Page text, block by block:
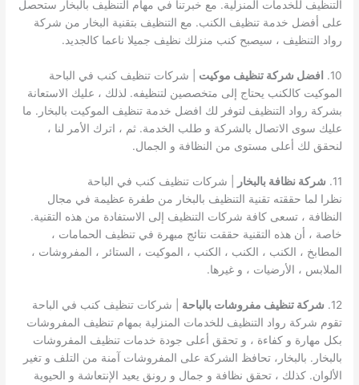
التنظيف للخدمات المنزلية. مع خبرتنا في مهام التنظيف بالبخار ستحصل
على أفضل خدمة تنظيف الكنب. مع التنظيف بتقنية البخار من شركة
رواد التنظيف ، سيصبح كنب منزلك نظيف جميلا ناعما كالجديد.
10. افضل شركة تنظيف موكيت | شركات تنظيف كنب في الباحة
الموكيت كالكنب يحتاج إلى متخصصين لتنظيفه. لذلك ، عليك الاستعانة
بشركة رواد التنظيف لتوفر لك افضل خدمة تنظيف الموكيت بالبخار. ما
عليك سوى الاتصال بالشركة و طلب الخدمة. ثم ، اترك الأمر لنا ،
لنحقق لك أعلى مستوى من النظافة و الجمال.
11. شركة نظافة بالبخار
| شركات تنظيف كنب في الباحة
نظرا لما حققته تقنية التنظيف بالبخار من طفرة عظيمة في مجال
النظافة ، تسعى كافة شركات التنظيف إلى الاستفادة من هذه التقنية.
خاصة ، أن هذه التقنية حققت نتائج مبهرة في تنظيف الحمامات ،
المطابخ ، الكنب ، الكنب ، الكنب ، الموكيت ، الستائر ، المفروشات ،
الملابس ، الأرضيات ، و غيرها.
12. شركة تنظيف مفروشات بالباحة | شركات تنظيف كنب في الباحة
تقوم شركة رواد التنظيف للخدمات المنزلية بمهام تنظيف المفروشات
بكل مهارة و كفاءة ، و تحقق أعلى جودة خدمات تنظيف المفروشات
بالبخار. بالبخار، تحافظ الشركة على المفروشات آمنة من التلف و تغير
الألوان. كذلك ، تحقق نظافة و جمال و رونق يعيد الإنتعاشة و الحيوية